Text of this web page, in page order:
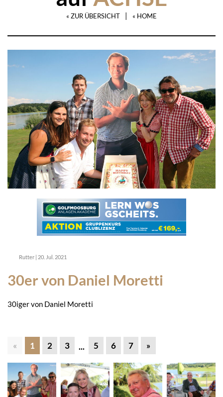
« ZUR ÜBERSICHT | « HOME
Rutter | 20. Jul. 2021
30er von Daniel Moretti
30iger von Daniel Moretti
« 1 2 3 ... 5 6 7 »